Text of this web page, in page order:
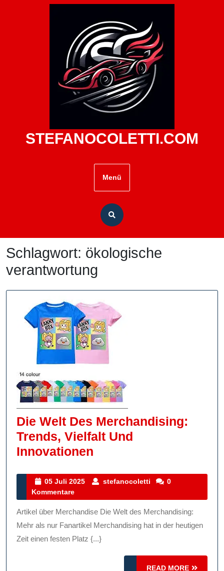
STEFANOCOLETTI.COM
Menü
Schlagwort: ökologische
verantwortung
Die Welt Des Merchandising:
Trends, Vielfalt Und
Innovationen
Des
Trends,
Vielfalt
Und
Innovationen
05 Juli 2025
05
2025
stefanocoletti stefanocoletti
0
Kommentare
Artikel über Merchandise Die Welt des Merchandising:
Mehr als nur Fanartikel Merchandising hat in der heutigen
Zeit einen festen Platz {...}
READ MORE
READ